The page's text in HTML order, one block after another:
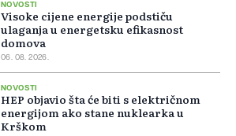
NOVOSTI
Visoke cijene energije podstiču
ulaganja u energetsku efikasnost
domova
06. 08. 2026.
NOVOSTI
HEP objavio šta će biti s električnom
energijom ako stane nuklearka u
Krškom